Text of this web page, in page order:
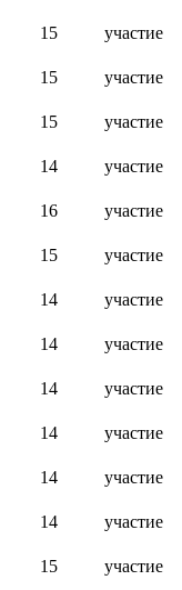
15 участие
15 участие
15 участие
14 участие
16 участие
15 участие
14 участие
14 участие
14 участие
14 участие
14 участие
14 участие
15 участие